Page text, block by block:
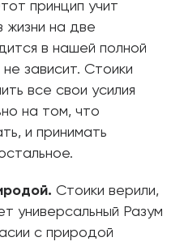
принцип учит
жизни на две
в нашей полной
зависит. Стоики
все свои усилия
на том, что
и принимать
Стоики верили,
универсальный Разум
с природой